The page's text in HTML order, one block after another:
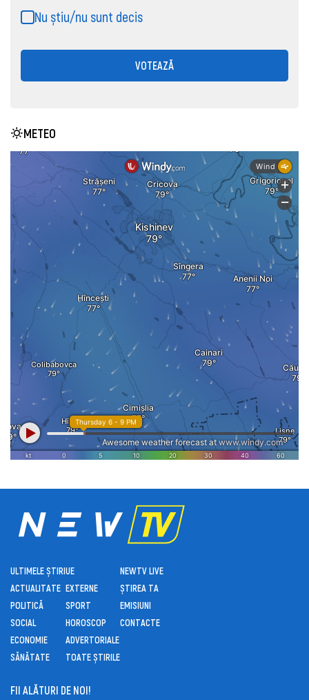
Nu știu/nu sunt decis
VOTEAZĂ
METEO
ULTIMELE ȘTIRI
ACTUALITATE
POLITICĂ
SOCIAL
ECONOMIE
SĂNĂTATE
UE
EXTERNE
SPORT
HOROSCOP
ADVERTORIALE
TOATE ȘTIRILE
NEWTV LIVE
ȘTIREA TA
EMISIUNI
CONTACTE
FII ALĂTURI DE NOI!